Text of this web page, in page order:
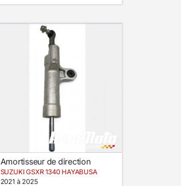
Amortisseur de direction
SUZUKI GSXR 1340 HAYABUSA
2021 à 2025